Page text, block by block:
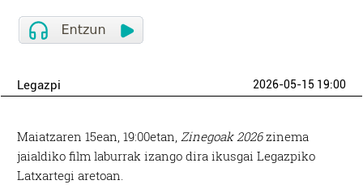
Legazpi 2026-05-15 19:00
Maiatzaren 15ean, 19:00etan, Zinegoak 2026zinema
jaialdiko film laburrak izango dira ikusgai Legazpiko
Latxartegi aretoan.